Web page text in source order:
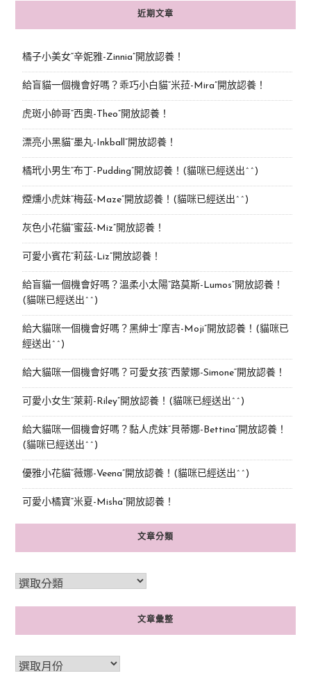
近期文章
橘子小美女“辛妮雅-Zinnia”開放認養！
給盲貓一個機會好嗎？乖巧小白貓“米菈-Mira”開放認養！
虎斑小帥哥“西奧-Theo”開放認養！
漂亮小黑貓“墨丸-Inkball”開放認養！
橘玳小男生“布丁-Pudding”開放認養！(貓咪已經送出^^)
煙燻小虎妹“梅茲-Maze”開放認養！(貓咪已經送出^^)
灰色小花貓“蜜茲-Miz”開放認養！
可愛小賓花“莉茲-Liz”開放認養！
給盲貓一個機會好嗎？溫柔小太陽“路莫斯-Lumos”開放認養！
(貓咪已經送出^^)
給大貓咪一個機會好嗎？黑紳士“摩吉-Moji”開放認養！(貓咪已
經送出^^)
給大貓咪一個機會好嗎？可愛女孩“西蒙娜-Simone“開放認養！
可愛小女生“萊莉-Riley”開放認養！(貓咪已經送出^^)
給大貓咪一個機會好嗎？黏人虎妹“貝蒂娜-Bettina”開放認養！
(貓咪已經送出^^)
優雅小花貓“薇娜-Veena”開放認養！(貓咪已經送出^^)
可愛小橘寶”米夏-Misha”開放認養！
文章分類
文章彙整